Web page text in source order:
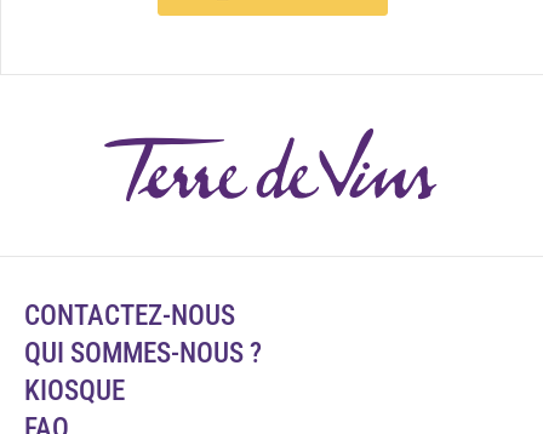
CONTACTEZ-NOUS
QUI SOMMES-NOUS ?
KIOSQUE